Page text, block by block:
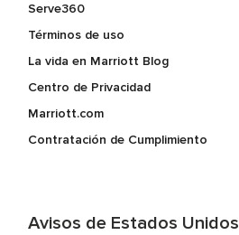
Serve360
Términos de uso
La vida en Marriott Blog
Centro de Privacidad
Marriott.com
Contratación de Cumplimiento
Avisos de Estados Unidos